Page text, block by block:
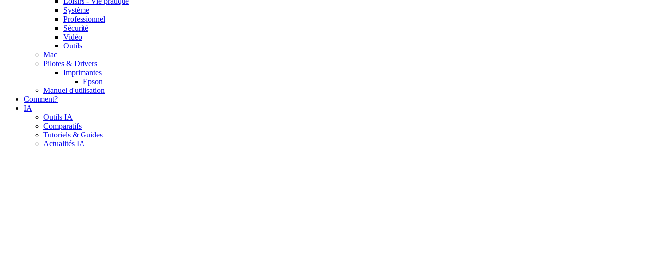
Système
Professionnel
Sécurité
Vidéo
Outils
Mac
Pilotes & Drivers
Imprimantes
Epson
Manuel d'utilisation
Comment?
IA
Outils IA
Comparatifs
Tutoriels & Guides
Actualités IA